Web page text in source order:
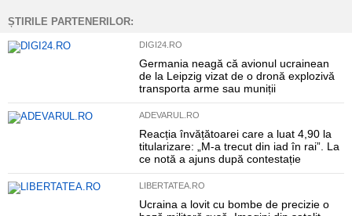
ȘTIRILE PARTENERILOR:
DIGI24.RO
Germania neagă că avionul ucrainean
de la Leipzig vizat de o dronă explozivă
transporta arme sau muniții
ADEVARUL.RO
Reacția învățătoarei care a luat 4,90 la
titularizare: „M-a trecut din iad în rai”. La
ce notă a ajuns după contestație
LIBERTATEA.RO
Ucraina a lovit cu bombe de precizie o